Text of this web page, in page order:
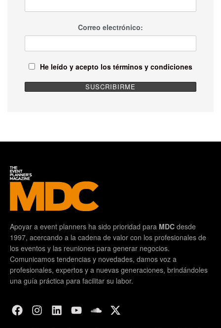
Correo electrónico:
He leído y acepto los términos y condiciones
Apoyar a event planners ha sido prioridad para MDC desde
1997, acercando a la cadena de valor con los profesionales de
los eventos y las reuniones para generar negocios.
Comunicamos tendencias y novedades, damos voz a
profesionales, expertos y a nuevas generaciones, brindándoles
una guía práctica para facilitar su labor.